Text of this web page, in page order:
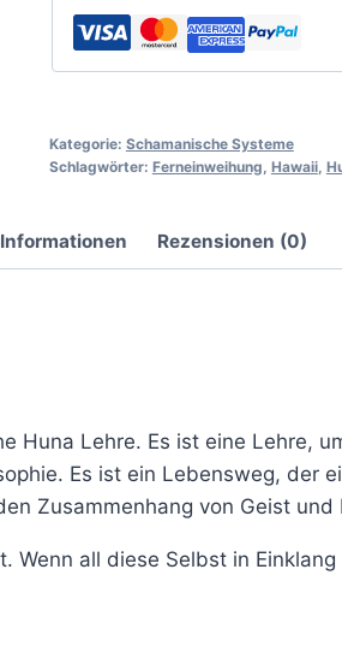
Kategorie: Schamanische Systeme
Schlagwörter: Ferneinweihung Hawaii,
Rezensionen (0)
Lehre. Es ist eine Lehre,
Es ist ein Lebensweg, der
Zusammenhang von Geist und
all diese Selbst in